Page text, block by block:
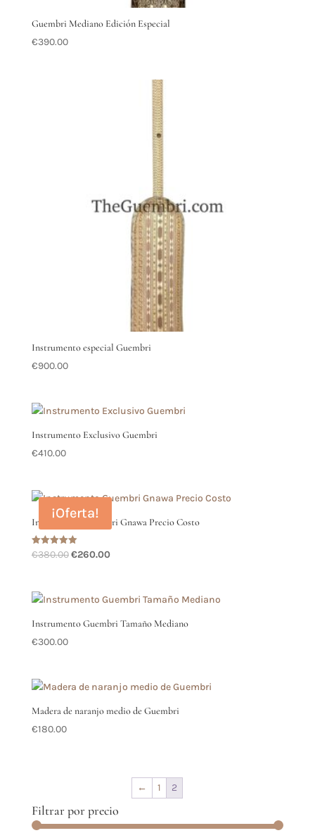
Guembri Mediano Edición Especial
€390.00
Instrumento especial Guembri
€900.00
Instrumento Exclusivo Guembri
€410.00
¡Oferta!
Instrumento Guembri Gnawa Precio Costo
Valorado
€380.00El
era:
€380.00.
€260.00El
es:
€260.00.
Instrumento Guembri Tamaño Mediano
€300.00
Madera de naranjo medio de Guembri
€180.00
← 1 2
Filtrar por precio